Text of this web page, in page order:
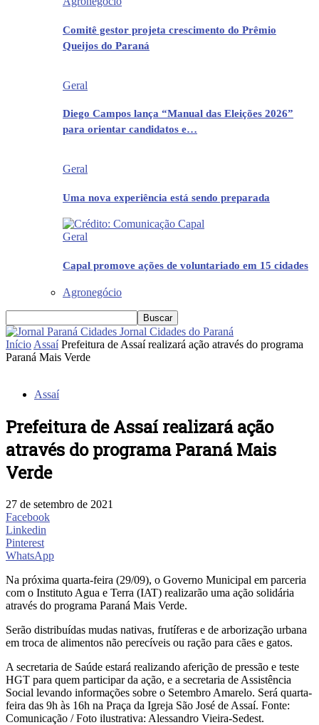
Comitê gestor projeta crescimento do Prêmio
Queijos do Paraná
Geral
Diego Campos lança “Manual das Eleições 2026”
para orientar candidatos e…
Geral
Uma nova experiência está sendo preparada
Geral
Capal promove ações de voluntariado em 15 cidades
Agronegócio
Jornal Cidades do Paraná
Início Assaí Prefeitura de Assaí realizará ação através do programa
Paraná Mais Verde
Assaí
Prefeitura de Assaí realizará ação
através do programa Paraná Mais
Verde
27 de setembro de 2021
Facebook
Linkedin
Pinterest
WhatsApp
Na próxima quarta-feira (29/09), o Governo Municipal em parceria
com o Instituto Agua e Terra (IAT) realizarão uma ação solidária
através do programa Paraná Mais Verde.
Serão distribuídas mudas nativas, frutíferas e de arborização urbana
em troca de alimentos não perecíveis ou ração para cães e gatos.
A secretaria de Saúde estará realizando aferição de pressão e teste
HGT para quem participar da ação, e a secretaria de Assistência
Social levando informações sobre o Setembro Amarelo. Será quarta-
feira das 9h às 16h na Praça da Igreja São José de Assaí. Fonte:
Comunicação / Foto ilustrativa: Alessandro Vieira-Sedest.